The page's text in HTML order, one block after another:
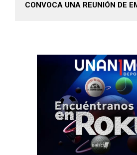
CONVOCA UNA REUNIÓN DE